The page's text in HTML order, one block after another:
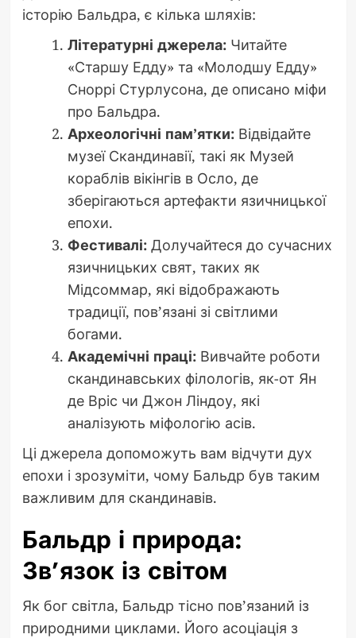
історію Бальдра, є кілька шляхів:
Літературні джерела:Читайте
«Старшу Едду» та «Молодшу Едду»
Сноррі Стурлусона, де описано міфи
про Бальдра.
Археологічні пам’ятки:Відвідайте
музеї Скандинавії, такі як Музей
кораблів вікінгів в Осло, де
зберігаються артефакти язичницької
епохи.
Фестивалі:Долучайтеся до сучасних
язичницьких свят, таких як
Мідсоммар, які відображають
традиції, пов’язані зі світлими
богами.
Академічні праці:Вивчайте роботи
скандинавських філологів, як-от Ян
де Вріс чи Джон Ліндоу, які
аналізують міфологію асів.
Ці джерела допоможуть вам відчути дух
епохи і зрозуміти, чому Бальдр був таким
важливим для скандинавів.
Бальдр і природа:
Зв’язок із світом
Як бог світла, Бальдр тісно пов’язаний із
природними циклами. Його асоціація з